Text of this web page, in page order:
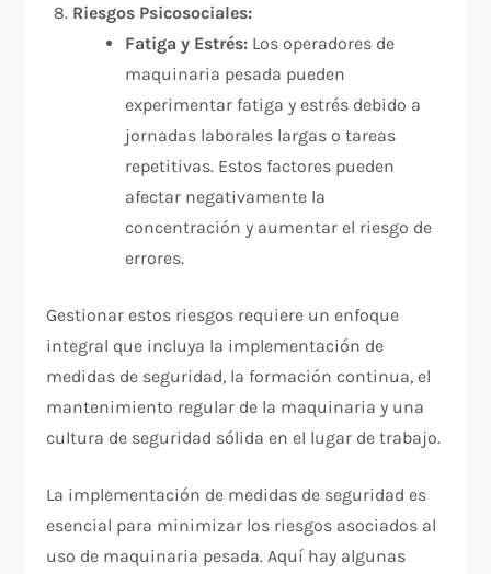
Riesgos Psicosociales:
Fatiga y Estrés: Los operadores de
maquinaria pesada pueden
experimentar fatiga y estrés debido a
jornadas laborales largas o tareas
repetitivas. Estos factores pueden
afectar negativamente la
concentración y aumentar el riesgo de
errores.
Gestionar estos riesgos requiere un enfoque
integral que incluya la implementación de
medidas de seguridad, la formación continua, el
mantenimiento regular de la maquinaria y una
cultura de seguridad sólida en el lugar de trabajo.
La implementación de medidas de seguridad es
esencial para minimizar los riesgos asociados al
uso de maquinaria pesada. Aquí hay algunas